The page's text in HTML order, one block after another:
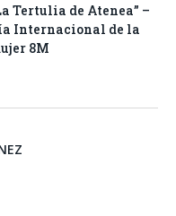
Tertulia de Atenea” –
Internacional de la
8M